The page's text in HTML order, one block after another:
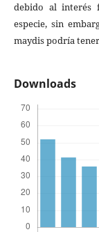
debido al interés
especie, sin
maydis podría
Downloads